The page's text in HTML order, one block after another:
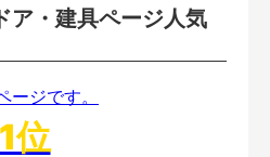
ア・建具ページ人気